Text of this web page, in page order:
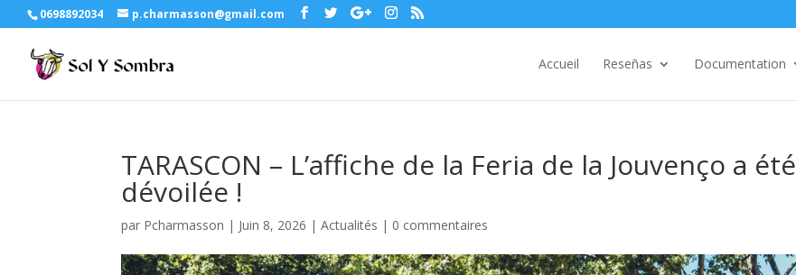
0698892034 p.charmasson@gmail.com
Accueil Reseñas Documentation
TARASCON – L’affiche de la Feria de la Jouvenço a été
dévoilée !
par Pcharmasson | Juin 8, 2026 |Actualités | 0 commentaires